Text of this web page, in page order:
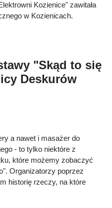
Kozienice" zawitała
w Kozienicach.
"Skąd to się
Deskurów
a nawet i masażer do
- to tylko niektóre z
które możemy zobaczyć
Organizatorzy poprzez
historię rzeczy, na które